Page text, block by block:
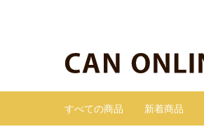
すべての商品 新着商品